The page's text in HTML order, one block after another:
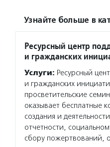
Узнайте больше в
Ресурсный центр
и гражданских
Услуги: Ресурсный
и гражданских
просветительские
оказывает бесплатные
создания и
отчетности,
сбору пожертвований,